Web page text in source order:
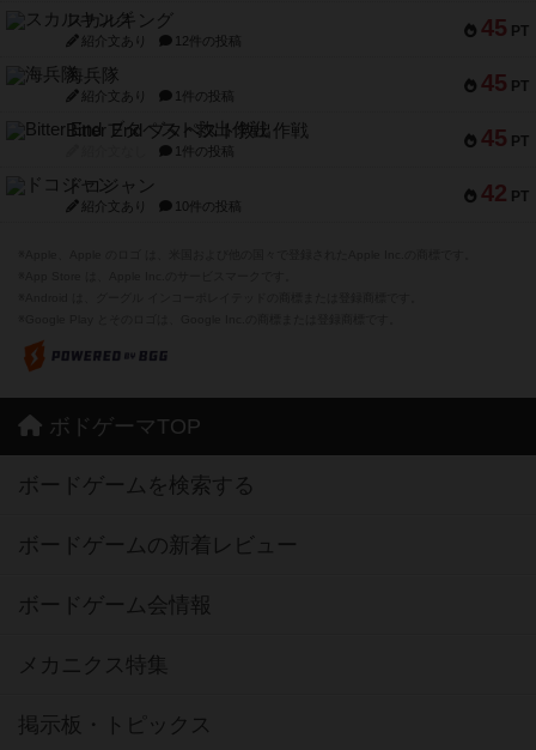
45 PT
スカルキング
紹介文あり 12件の投稿
45 PT
海兵隊
紹介文あり 1件の投稿
45 PT
Bitter End ブタペスト救出作戦
1件の投稿
42 PT
ドコジャン
紹介文あり 10件の投稿
ボドゲーマTOP
ボードゲームを検索する
ボードゲームの新着レビュー
ボードゲーム会情報
メカニクス特集
掲示板・トピックス